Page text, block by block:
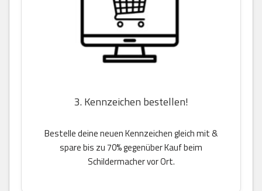
3. Kennzeichen bestellen!
Bestelle deine neuen Kennzeichen gleich mit &
spare bis zu 70% gegenüber Kauf beim
Schildermacher vor Ort.